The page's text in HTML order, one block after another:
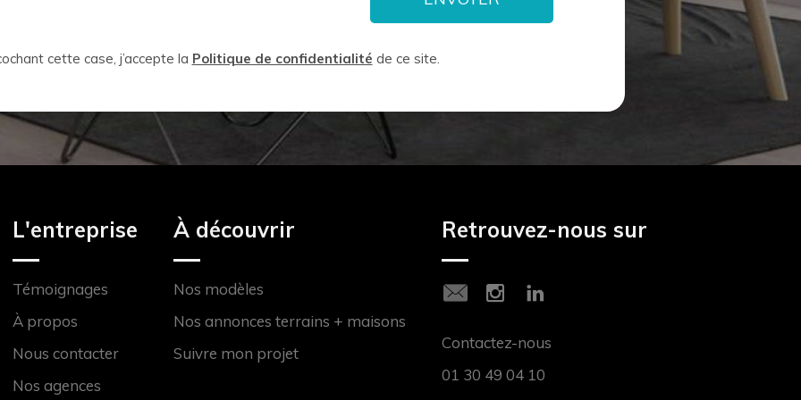
cette case, j’accepte la Politique de confidentialité de ce site.
L'entreprise
Témoignages
À propos
Nous contacter
Nos agences
À découvrir
Nos modèles
Nos annonces terrains + maisons
Suivre mon projet
Retrouvez-nous sur
Contactez-nous
01 30 49 04 10